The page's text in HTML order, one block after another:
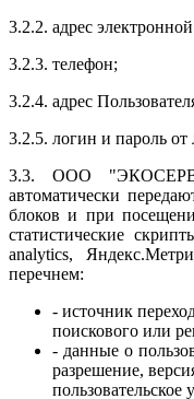
3.2.2. адрес
3.2.3. телефон;
3.2.4. адрес
3.2.5. логин и пароль от
3.3. ООО "
автоматически
блоков и при
статистические
analytics,
перечнем:
- источник
поискового или
- данные о
разрешение,
пользовательское